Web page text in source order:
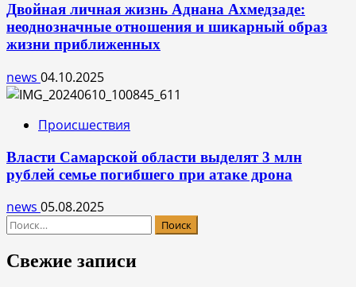
Двойная личная жизнь Аднана Ахмедзаде:
неоднозначные отношения и шикарный образ
жизни приближенных
news 04.10.2025
Происшествия
Власти Самарской области выделят 3 млн
рублей семье погибшего при атаке дрона
news 05.08.2025
Найти:
Свежие записи